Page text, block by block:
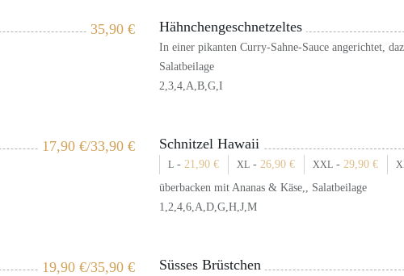
35,90 € Hähnchengeschnetzeltes
In einer pikanten Curry-Sahne-Sauce angerichtet,
Salatbeilage
2,3,4,A,B,G,I
17,90 €/33,90 € Schnitzel Hawaii
L - 21,90 € XL - 26,90 € XXL - 29,90 €
überbacken mit Ananas & Käse,, Salatbeilage
1,2,4,6,A,D,G,H,J,M
19,90 €/35,90 € Süsses Brüstchen